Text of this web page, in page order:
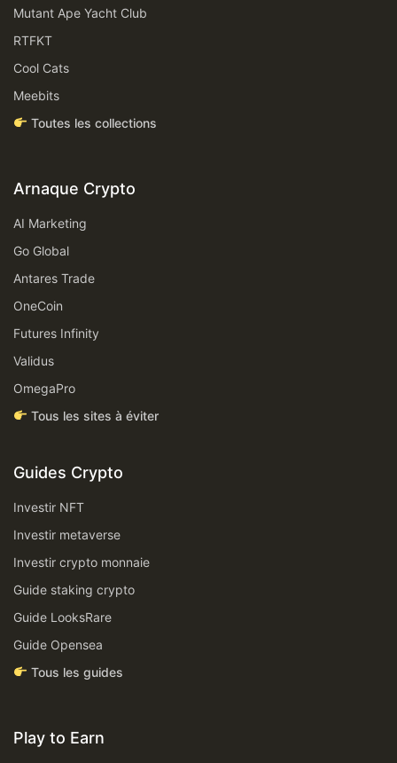
Mutant Ape Yacht Club
RTFKT
Cool Cats
Meebits
Toutes les collections
Arnaque Crypto
AI Marketing
Go Global
Antares Trade
OneCoin
Futures Infinity
Validus
OmegaPro
Tous les sites à éviter
Guides Crypto
Investir NFT
Investir metaverse
Investir crypto monnaie
Guide staking crypto
Guide LooksRare
Guide Opensea
Tous les guides
Play to Earn